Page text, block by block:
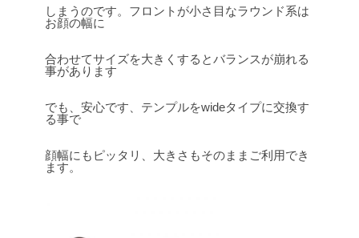
しまうのです。フロントが小さ目なラウンド系は
お顔の幅に
合わせてサイズを大きくするとバランスが崩れる
事があります
でも、安心です、テンプルをwideタイプに交換す
る事で
顔幅にもピッタリ、大きさもそのままご利用でき
ます。